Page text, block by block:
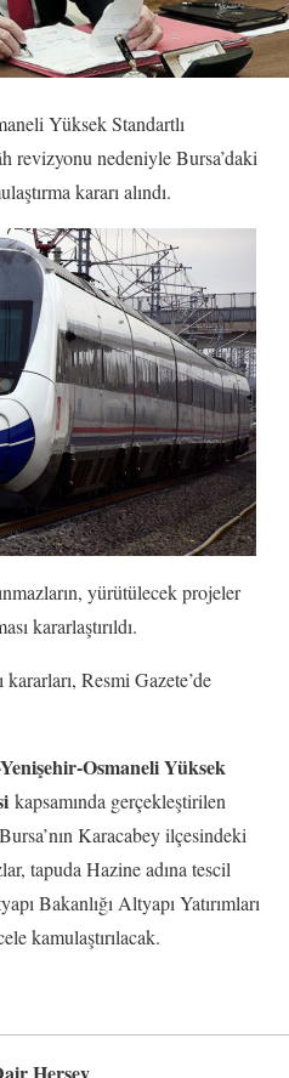
Yüksek Standartlı
revizyonu nedeniyle Bursa’daki
kararı alındı.
yürütülecek projeler
kararlaştırıldı.
Resmi Gazete’de
Osmaneli Yüksek
kapsamında gerçekleştirilen
Karacabey ilçesindeki
tapuda Hazine adına tescil
Bakanlığı Altyapı Yatırımları
kamulaştırılacak.